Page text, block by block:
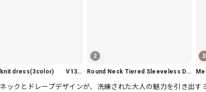
Slim fit knit dress(3color) V1330
2
Round Neck Tiered Sleeveless Dress V2290
3
ネックとドレープデザインが、洗練された大人の魅力を引き出す